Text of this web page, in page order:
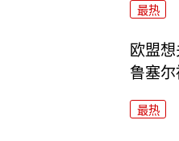
最热
欧盟
鲁塞
最热